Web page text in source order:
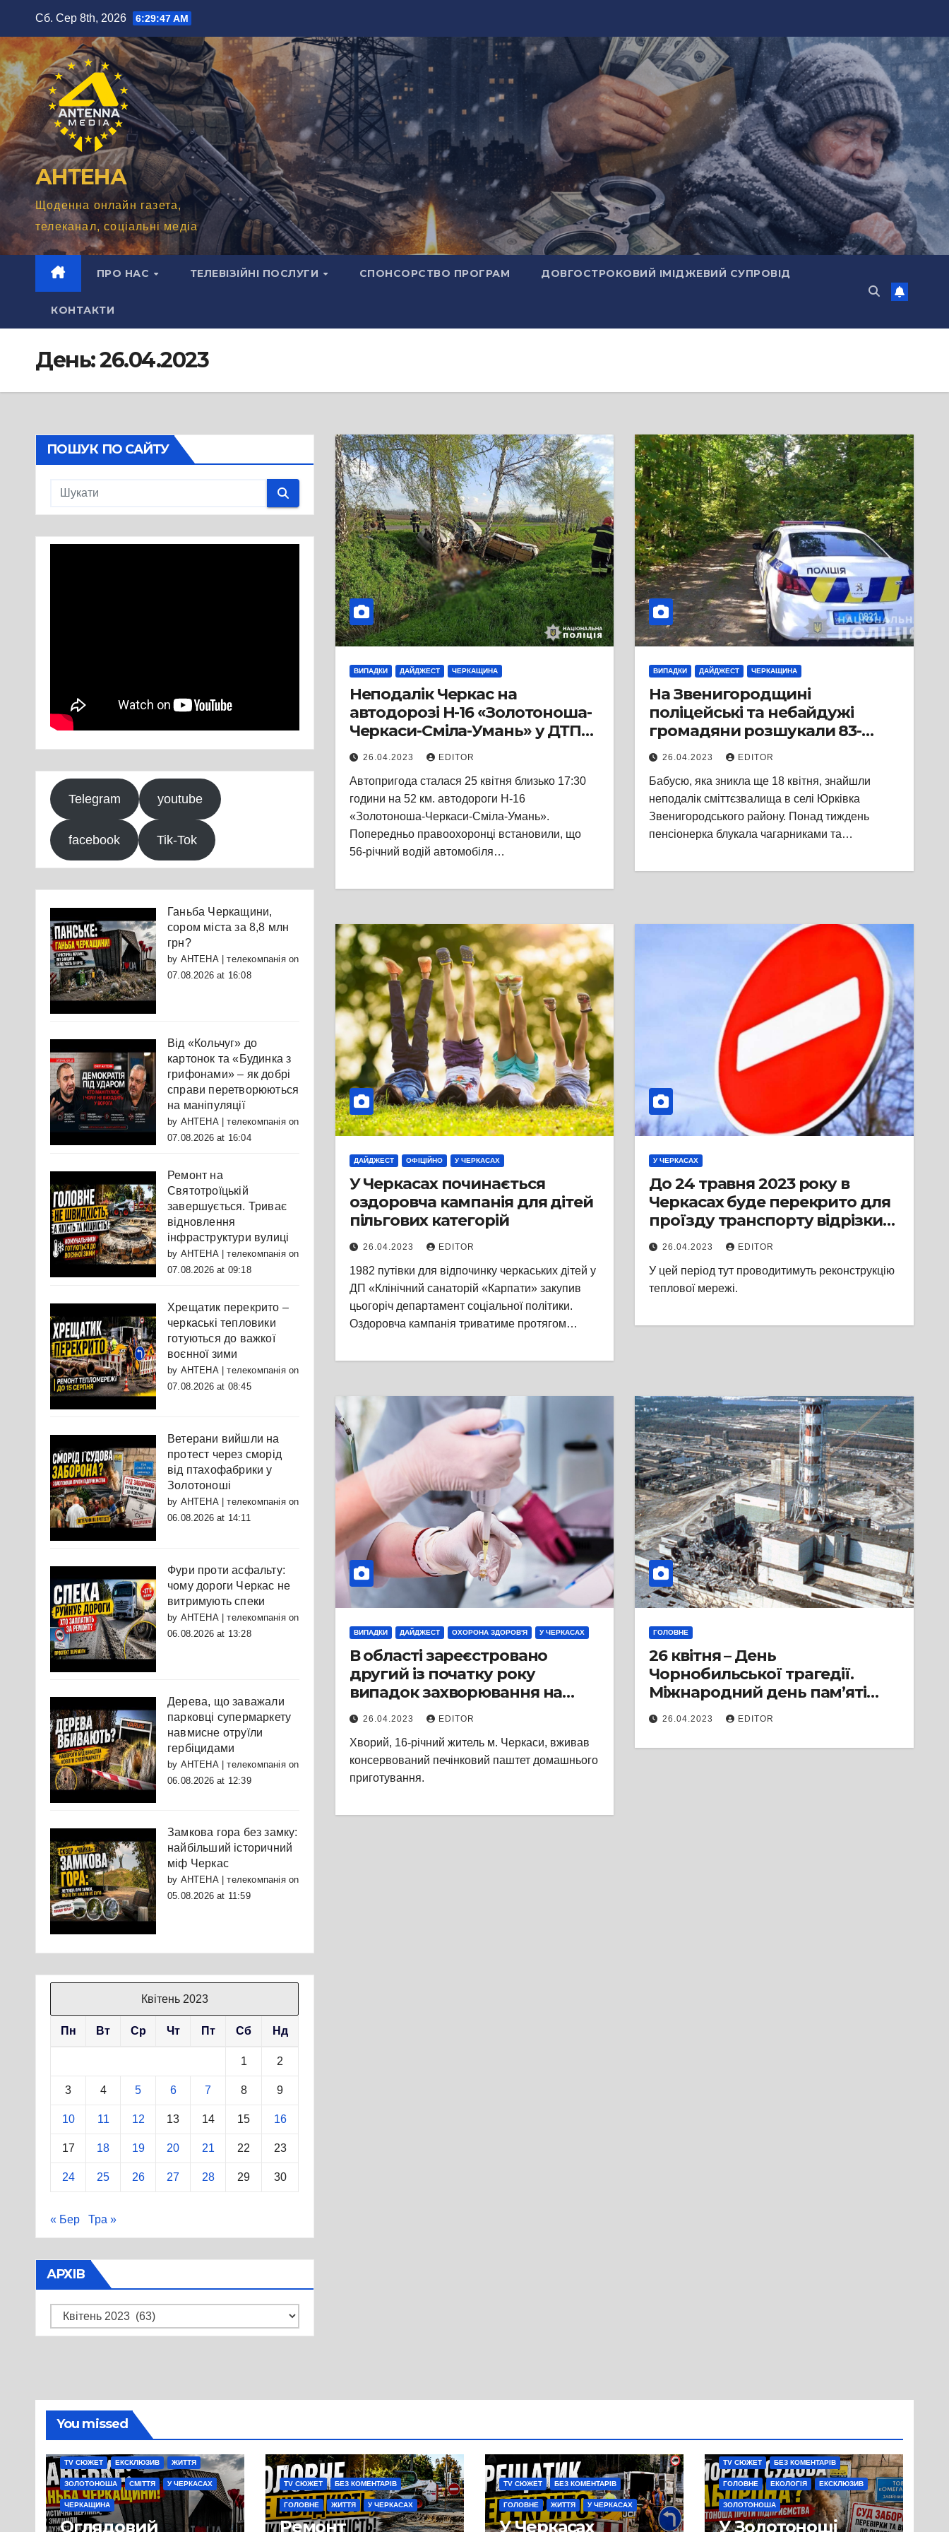
вмісту
Сб. Сер 8th, 2026 6:29:49 AM
АНТЕНА
Щоденна онлайн газета,
телеканал, соціальні медіа
ПРО НАС ТЕЛЕВІЗІЙНІ ПОСЛУГИ СПОНСОРСТВО ПРОГРАМ ДОВГОСТРОКОВИЙ ІМІДЖЕВИЙ СУПРОВІД
КОНТАКТИ
День:26.04.2023
ПОШУК ПО САЙТУ
Telegram youtube
facebook Tik-Tok
Ганьба Черкащини,
сором міста за 8,8 млн
грн?
by АНТЕНА | телекомпаніяon
07.08.2026 at 16:08
Від «Кольчуг» до
картонок та «Будинка з
грифонами» – як добрі
справи перетворюються
на маніпуляції
by АНТЕНА | телекомпаніяon
07.08.2026 at 16:04
Ремонт на
Святотроїцькій
завершується. Триває
відновлення
інфраструктури вулиці
by АНТЕНА | телекомпаніяon
07.08.2026 at 09:18
Хрещатик перекрито –
черкаські тепловики
готуються до важкої
воєнної зими
by АНТЕНА | телекомпаніяon
07.08.2026 at 08:45
Ветерани вийшли на
протест через сморід
від птахофабрики у
Золотоноші
by АНТЕНА | телекомпаніяon
06.08.2026 at 14:11
Фури проти асфальту:
чому дороги Черкас не
витримують спеки
by АНТЕНА | телекомпаніяon
06.08.2026 at 13:28
Дерева, що заважали
парковці супермаркету
навмисне отруїли
гербіцидами
by АНТЕНА | телекомпаніяon
06.08.2026 at 12:39
Замкова гора без замку:
найбільший історичний
міф Черкас
by АНТЕНА | телекомпаніяon
05.08.2026 at 11:59
Квітень 2023
Пн Вт Ср Чт Пт Сб Нд
1 2
3 4 5 6 7 8 9
10 11 12 13 14 15 16
17 18 19 20 21 22 23
24 25 26 27 28 29 30
« Бер Тра »
АРХІВ
Архів
ВИПАДКИ ДАЙДЖЕСТ ЧЕРКАЩИНА
Неподалік Черкас на
автодорозі Н-16 «Золотоноша-
Черкаси-Сміла-Умань» у ДТП
загинув чоловік
26.04.2023 EDITOR
Автопригода сталася 25 квітня близько 17:30
години на 52 км. автодороги Н-16
«Золотоноша-Черкаси-Сміла-Умань».
Попередньо правоохоронці встановили, що
56-річний водій автомобіля…
ВИПАДКИ ДАЙДЖЕСТ ЧЕРКАЩИНА
На Звенигородщині
поліцейські та небайдужі
громадяни розшукали 83-
річну пенсіонерку, яка блукала
чагарниками майже тиждень
26.04.2023 EDITOR
Бабусю, яка зникла ще 18 квітня, знайшли
неподалік сміттєзвалища в селі Юрківка
Звенигородського району. Понад тиждень
пенсіонерка блукала чагарниками та…
ДАЙДЖЕСТ ОФІЦІЙНО У ЧЕРКАСАХ
У Черкасах починається
оздоровча кампанія для дітей
пільгових категорій
26.04.2023 EDITOR
1982 путівки для відпочинку черкаських дітей у
ДП «Клінічний санаторій «Карпати» закупив
цьогоріч департамент соціальної політики.
Оздоровча кампанія триватиме протягом…
У ЧЕРКАСАХ
До 24 травня 2023 року в
Черкасах буде перекрито для
проїзду транспорту відрізки
вулиць Хрещатик та Остафія
Дашковича
26.04.2023 EDITOR
У цей період тут проводитимуть реконструкцію
теплової мережі.
ВИПАДКИ ДАЙДЖЕСТ ОХОРОНА ЗДОРОВ'Я У ЧЕРКАСАХ
В області зареєстровано
другий із початку року
випадок захворювання на
ботулізм
26.04.2023 EDITOR
Хворий, 16-річний житель м. Черкаси, вживав
консервований печінковий паштет домашнього
приготування.
ГОЛОВНЕ
26 квітня – День
Чорнобильської трагедії.
Міжнародний день пам’яті
про Чорнобильську
катастрофу
26.04.2023 EDITOR
You missed
TV СЮЖЕТ ЕКСКЛЮЗИВ ЖИТТЯ
ЗОЛОТОНОША СМІТТЯ У ЧЕРКАСАХ
ЧЕРКАЩИНА
Оглядовий
TV СЮЖЕТ БЕЗ КОМЕНТАРІВ
ГОЛОВНЕ ЖИТТЯ У ЧЕРКАСАХ
Ремонт
TV СЮЖЕТ БЕЗ КОМЕНТАРІВ
ГОЛОВНЕ ЖИТТЯ У ЧЕРКАСАХ
У Черкасах
TV СЮЖЕТ БЕЗ КОМЕНТАРІВ
ГОЛОВНЕ ЕКОЛОГІЯ ЕКСКЛЮЗИВ
ЗОЛОТОНОША
У Золотоноші